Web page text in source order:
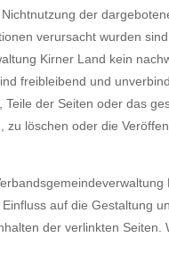
der
verursacht wurden
Kirner Land kein
freibleibend und
Teile der Seiten oder das
zu löschen oder die
auf die Gestaltung
der verlinkten Seiten.